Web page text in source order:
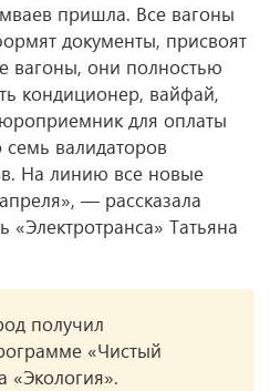
пришла. Все вагоны
документы, присвоят
вагоны, они полностью
кондиционер, вайфай,
для оплаты
валидаторов
На линию все новые
— рассказала
«Электротранса» Татьяна
получил
«Чистый
«Экология».